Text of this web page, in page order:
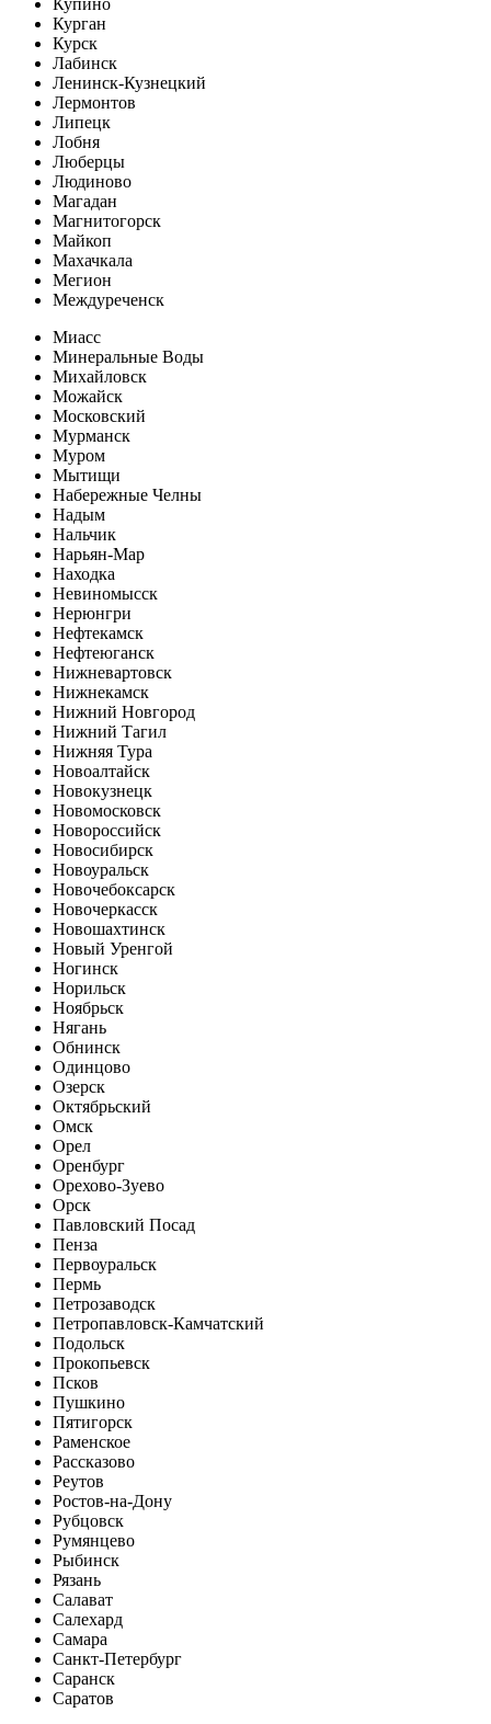
Курган
Курск
Лабинск
Ленинск-Кузнецкий
Лермонтов
Липецк
Лобня
Люберцы
Людиново
Магадан
Магнитогорск
Майкоп
Махачкала
Мегион
Междуреченск
Миасс
Минеральные Воды
Михайловск
Можайск
Московский
Мурманск
Муром
Мытищи
Набережные Челны
Надым
Нальчик
Нарьян-Мар
Находка
Невиномысск
Нерюнгри
Нефтекамск
Нефтеюганск
Нижневартовск
Нижнекамск
Нижний Новгород
Нижний Тагил
Нижняя Тура
Новоалтайск
Новокузнецк
Новомосковск
Новороссийск
Новосибирск
Новоуральск
Новочебоксарск
Новочеркасск
Новошахтинск
Новый Уренгой
Ногинск
Норильск
Ноябрьск
Нягань
Обнинск
Одинцово
Озерск
Октябрьский
Омск
Орел
Оренбург
Орехово-Зуево
Орск
Павловский Посад
Пенза
Первоуральск
Пермь
Петрозаводск
Петропавловск-Камчатский
Подольск
Прокопьевск
Псков
Пушкино
Пятигорск
Раменское
Рассказово
Реутов
Ростов-на-Дону
Рубцовск
Румянцево
Рыбинск
Рязань
Салават
Салехард
Самара
Санкт-Петербург
Саранск
Саратов